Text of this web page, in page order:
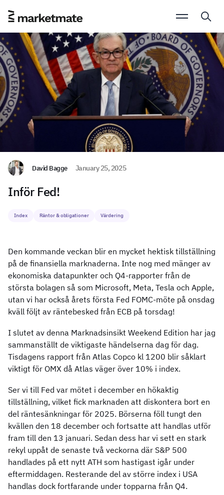
David Bagge January 25, 2025
Inför Fed!
Index Räntor & obligationer Värdering
Den kommande veckan blir en mycket hektisk tillställning
på de finansiella marknaderna. Inte nog med mänger av
ekonomiska datapunkter och Q4-rapporter från de
största bolagen så som Microsoft, Meta, Tesla och Apple,
utan vi har också årets första Fed FOMC-möte på onsdag
kväll följt av räntebesked från ECB på torsdag!
I slutet av denna Marknadsinsikt Weekend Edition har jag
sammanställt de viktigaste händelserna dag för dag.
Tisdagens rapport från Atlas Copco kl 1200 blir såklart
viktigt för OMX då Atlas väger över 10% i index.
Ser vi till Fed var mötet i december en hökaktig
tillställning, vilket fick marknaden att diskontera bort en
del räntesänkningar för 2025. Börserna föll tungt den
kvällen den 18 december och fortsatte att handlas utför
fram till den 13 januari. Sedan dess har vi sett en stark
rekyl uppåt de senaste två veckorna där S&P 500
handlades på ett nytt ATH som hastigast igår under
eftermiddagen. Resterande del av större index i USA
handlas dock fortfarande under topparna från Q4.